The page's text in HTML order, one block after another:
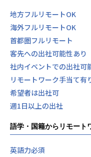
地方フルリモートOK
海外フルリモートOK
首都圏フルリモート
客先への出社可能性あり
社内イベントでの出社可
リモートワーク手当て有
希望者は出社可
週1日以上の出社
語学・国籍からリモート
英語力必須